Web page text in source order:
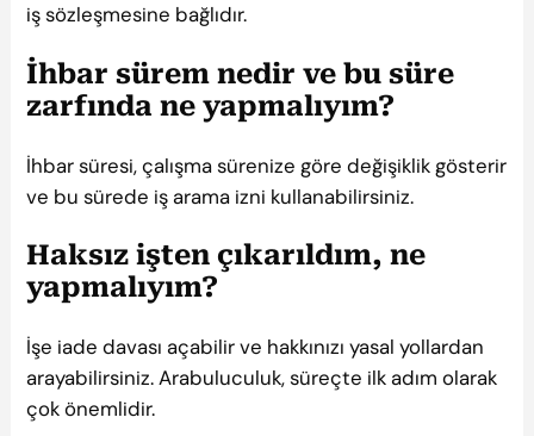
iş sözleşmesine bağlıdır.
İhbar sürem nedir ve bu süre
zarfında ne yapmalıyım?
İhbar süresi, çalışma sürenize göre değişiklik gösterir
ve bu sürede iş arama izni kullanabilirsiniz.
Haksız işten çıkarıldım, ne
yapmalıyım?
İşe iade davası açabilir ve hakkınızı yasal yollardan
arayabilirsiniz. Arabuluculuk, süreçte ilk adım olarak
çok önemlidir.